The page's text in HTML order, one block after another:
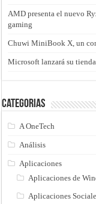
AMD presenta el nuevo
gaming
Chuwi MiniBook X, un
Microsoft lanzará su
Categorias
A OneTech
Análisis
Aplicaciones
Aplicaciones de
Aplicaciones